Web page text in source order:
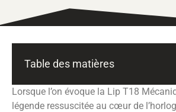
Table des matières
Lorsque l’on évoque la Lip T18
légende ressuscitée au cœur de